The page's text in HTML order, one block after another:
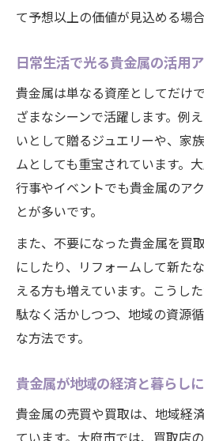
て予想以上の価値が見込める場合
日常生活で光る貴金属の活用
貴金属は単なる資産としてだけ
ざまなシーンで活躍します。例
いとして贈るジュエリーや、家
ムとしても重宝されています。
行事やイベントでも貴金属のア
とが多いです。
また、不要になった貴金属を買
にしたり、リフォームして新た
える方も増えています。こうし
駄なく活かしつつ、地域の資源
な方法です。
貴金属が地域の経済と暮らし
貴金属の売買や買取は、地域経
ています。大府市では、買取店